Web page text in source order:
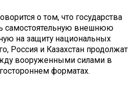
о том, что государства
самостоятельную внешнюю
на защиту национальных
Россия и Казахстан продолжат
вооруженными силами в
форматах.